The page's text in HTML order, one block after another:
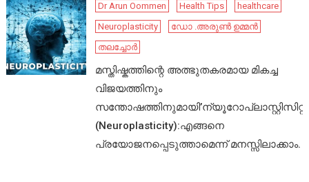
Dr Arun Oommen Health Tips
healthcare
Neuroplasticity
ഡോ .അരുൺ ഉമ്മൻ
തലച്ചോർ
മസ്തിഷ്കത്തിന്റെ അത്ഭുതകരമായ മികച്ച
വിജയത്തിനും
സന്തോഷത്തിനുമായി’ന്യൂറോപ്ലാസ്റ്റിസിറ്റി’
(Neuroplasticity):എങ്ങനെ
പ്രയോജനപ്പെടുത്താമെന്ന് മനസ്സിലാക്കാം.